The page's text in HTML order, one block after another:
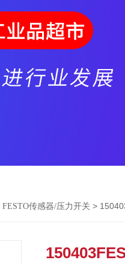
FESTO传感器/压力开关 >